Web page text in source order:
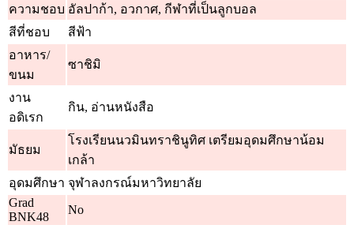
ความชอบ อัลปาก้า, อวกาศ, กีฬาที่เป็นลูกบอล
สีที่ชอบ
สีฟ้า
อาหาร/
ขนม
ซาชิมิ
งาน
อดิเรก
กิน, อ่านหนังสือ
มัธยม
โรงเรียนนวมินทราชินูทิศ เตรียมอุดมศึกษาน้อม
เกล้า
อุดมศึกษา จุฬาลงกรณ์มหาวิทยาลัย
Grad
BNK48
No